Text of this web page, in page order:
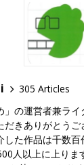
305 Articles
」の運営者兼ラ
だきありがとう
した作品は千数
人以上に上りま